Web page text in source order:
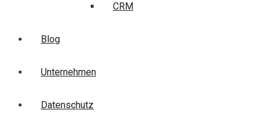
CRM
Blog
Unternehmen
Datenschutz